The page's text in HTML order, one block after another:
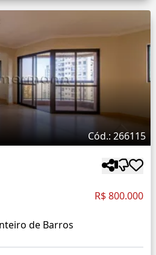
Cód.: 266115
R$ 800.000
de Barros